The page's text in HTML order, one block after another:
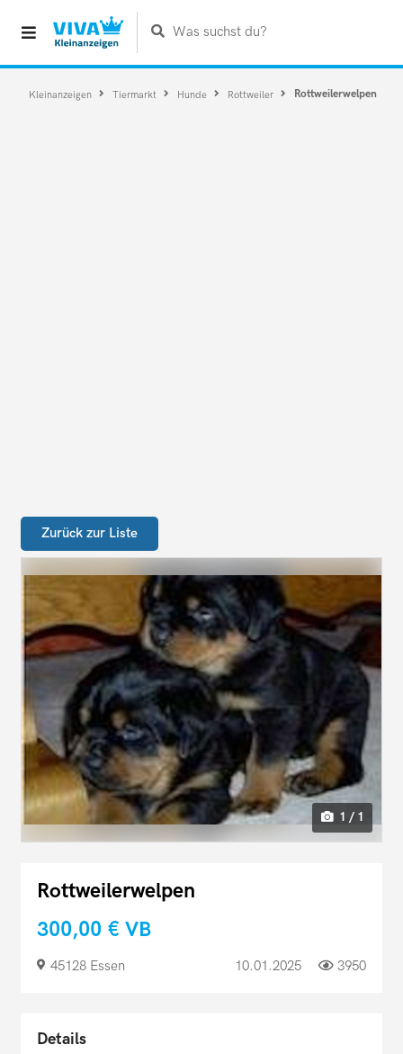
Was suchst du?
Kleinanzeigen Tiermarkt Hunde Rottweiler Rottweilerwelpen
Zurück zur Liste
1 / 1
Rottweilerwelpen
300,00 € VB
45128 Essen 10.01.2025 3950
Details